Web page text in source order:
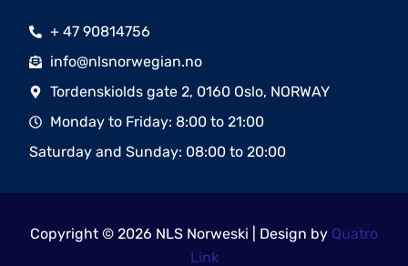
+ 47 90814756
info@nlsnorwegian.no
Tordenskiolds gate 2, 0160 Oslo, NORWAY
Monday to Friday: 8:00 to 21:00
Saturday and Sunday: 08:00 to 20:00
Copyright © 2026 NLS Norweski | Design by Quatro
Link